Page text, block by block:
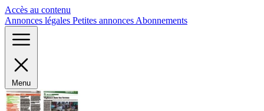
Accès au contenu
Annonces légales Petites annonces Abonnements
Menu
Panneau de gestion des cookies